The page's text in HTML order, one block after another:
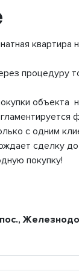
через
покупки
с
покупку!